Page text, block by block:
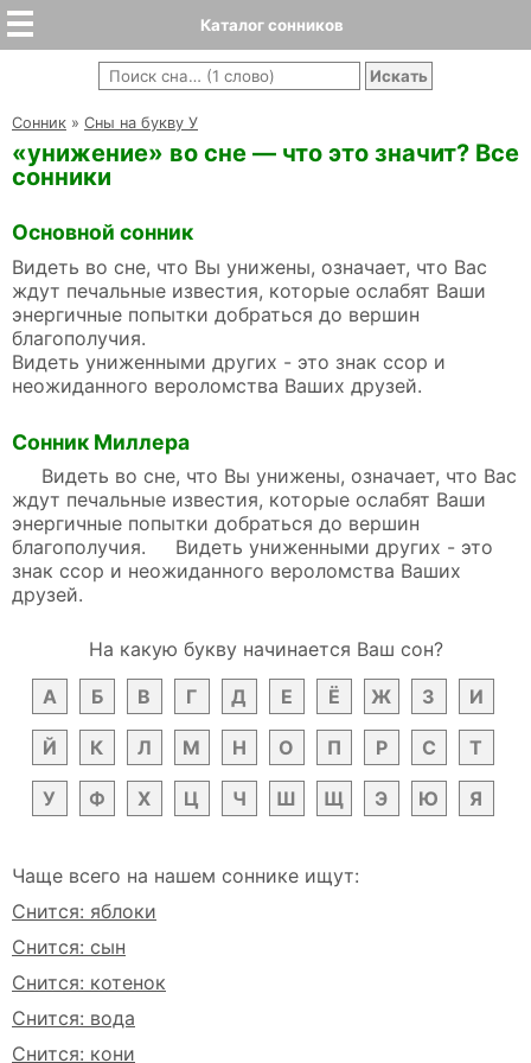
Каталог сонников
Cонник » Сны на букву У
«унижение» во сне — что это значит? Все
сонники
Основной сонник
Видеть во сне, что Вы унижены, означает, что Вас
ждут печальные известия, которые ослабят Ваши
энергичные попытки добраться до вершин
благополучия.
Видеть униженными других - это знак ссор и
неожиданного вероломства Ваших друзей.
Сонник Миллера
Видеть во сне, что Вы унижены, означает, что Вас
ждут печальные известия, которые ослабят Ваши
энергичные попытки добраться до вершин
благополучия. Видеть униженными других - это
знак ссор и неожиданного вероломства Ваших
друзей.
На какую букву начинается Ваш сон?
А
Б В Г Д Е Ё Ж З И
Й К Л М Н О П Р С Т
У Ф Х Ц Ч Ш Щ Э Ю Я
Чаще всего на нашем соннике ищут:
Снится: яблоки
Снится: сын
Снится: котенок
Снится: вода
Снится: кони